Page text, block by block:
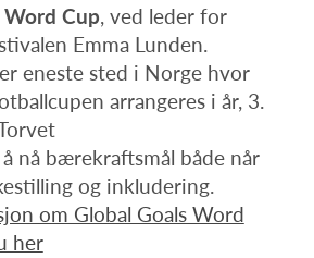
Cup, ved leder for
Emma Lunden.
eneste sted i Norge hvor
arrangeres i år, 3.
nå bærekraftsmål både når
og inkludering.
om Global Goals Word
her